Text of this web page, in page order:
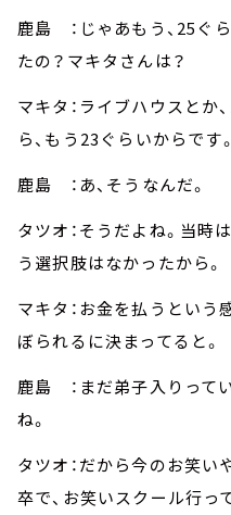
鹿島 ：じゃあもう、25ぐ
たの？マキタさんは？
マキタ：ライブハウスとか
ら、もう23ぐらいからです。
鹿島 ：あ、そうなんだ。
タツオ：そうだよね。当時
う選択肢はなかったから。
マキタ：お金を払うという
ぼられるに決まってると。
鹿島 ：まだ弟子入りって
ね。
タツオ：だから今のお笑
卒で、お笑いスクール行っ